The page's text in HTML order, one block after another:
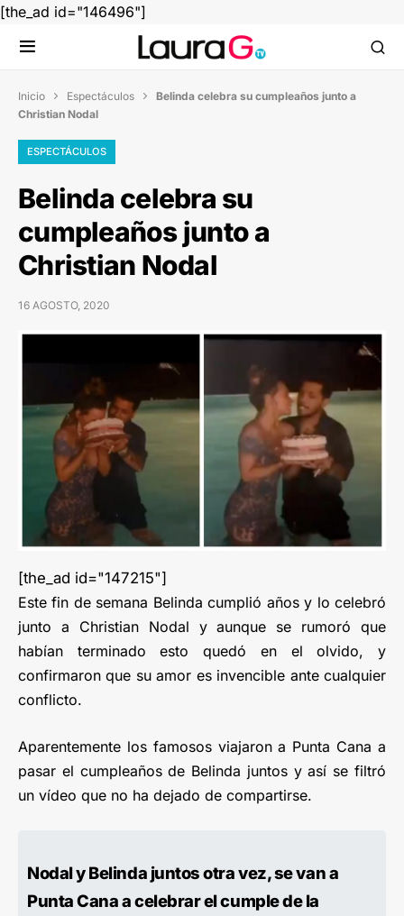
[the_ad id="146496"]
Inicio  Espectáculos  Belinda celebra su cumpleaños junto a
Christian Nodal
ESPECTÁCULOS
Belinda celebra su
cumpleaños junto a
Christian Nodal
16 AGOSTO, 2020
[the_ad id="147215"]
Este fin de semana Belinda cumplió años y lo celebró
junto a Christian Nodal y aunque se rumoró que
habían terminado esto quedó en el olvido, y
confirmaron que su amor es invencible ante cualquier
conflicto.
Aparentemente los famosos viajaron a Punta Cana a
pasar el cumpleaños de Belinda juntos y así se filtró
un vídeo que no ha dejado de compartirse.
Nodal y Belinda juntos otra vez, se van a
Punta Cana a celebrar el cumple de la